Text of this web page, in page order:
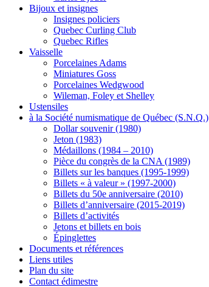
Bijoux et insignes
Insignes policiers
Quebec Curling Club
Quebec Rifles
Vaisselle
Porcelaines Adams
Miniatures Goss
Porcelaines Wedgwood
Wileman, Foley et Shelley
Ustensiles
à la Société numismatique de Québec (S.N.Q.)
Dollar souvenir (1980)
Jeton (1983)
Médaillons (1984 – 2010)
Pièce du congrès de la CNA (1989)
Billets sur les banques (1995-1999)
Billets « à valeur » (1997-2000)
Billets du 50e anniversaire (2010)
Billets d’anniversaire (2015-2019)
Billets d’activités
Jetons et billets en bois
Épinglettes
Documents et références
Liens utiles
Plan du site
Contact édimestre